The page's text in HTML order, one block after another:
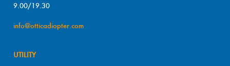
9.00/19.30
info@otticadiopter.com
UTILITY